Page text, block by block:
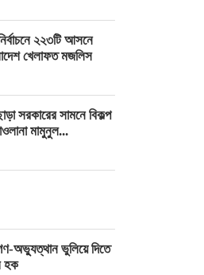
২২৩টি আসনে
খেলাফত মজলিস
সরকারের সামনে বিকল্প
মামুনুল...
অভ্যুত্থান ভুলিয়ে দিতে
হক